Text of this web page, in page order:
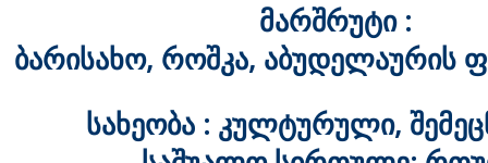
მარშრუტი :
ბარისახო, როშკა, აბუდელაურის
სახეობა : კულტურული,